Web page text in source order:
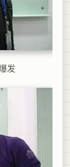
发